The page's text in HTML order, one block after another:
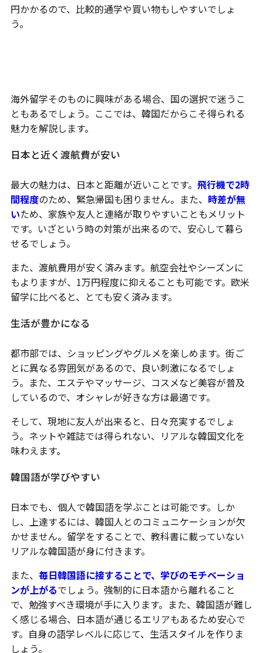
円かかるので、比較的通学や買い物もしやすいでしょ
う。
海外留学そのものに興味がある場合、国の選択で迷うこ
ともあるでしょう。ここでは、韓国だからこそ得られる
魅力を解説します。
日本と近く渡航費が安い
最大の魅力は、日本と距離が近いことです。 飛行機で2時
間程度のため、緊急帰国も困りません。また、 時差が無
いため、家族や友人と連絡が取りやすいこともメリット
です。いざという時の対策が出来るので、安心して暮ら
せるでしょう。
また、渡航費用が安く済みます。航空会社やシーズンに
もよりますが、1万円程度に抑えることも可能です。欧米
留学に比べると、とても安く済みます。
生活が豊かになる
都市部では、ショッピングやグルメを楽しめます。街ご
とに異なる雰囲気があるので、良い刺激になるでしょ
う。また、エステやマッサージ、コスメなど美容が普及
しているので、オシャレが好きな方は最適です。
そして、現地に友人が出来ると、日々充実するでしょ
う。ネットや雑誌では得られない、リアルな韓国文化を
味わえます。
韓国語が学びやすい
日本でも、個人で韓国語を学ぶことは可能です。しか
し、上達するには、韓国人とのコミュニケーションが欠
かせません。留学をすることで、教科書に載っていない
リアルな韓国語が身に付きます。
また、 毎日韓国語に接することで、学びのモチベーショ
ンが上がるでしょう。強制的に日本語から離れること
で、勉強すべき環境が手に入ります。また、韓国語が難し
く感じる場合、日本語が通じるエリアもあるため安心で
す。自身の語学レベルに応じて、生活スタイルを作りま
しょう。